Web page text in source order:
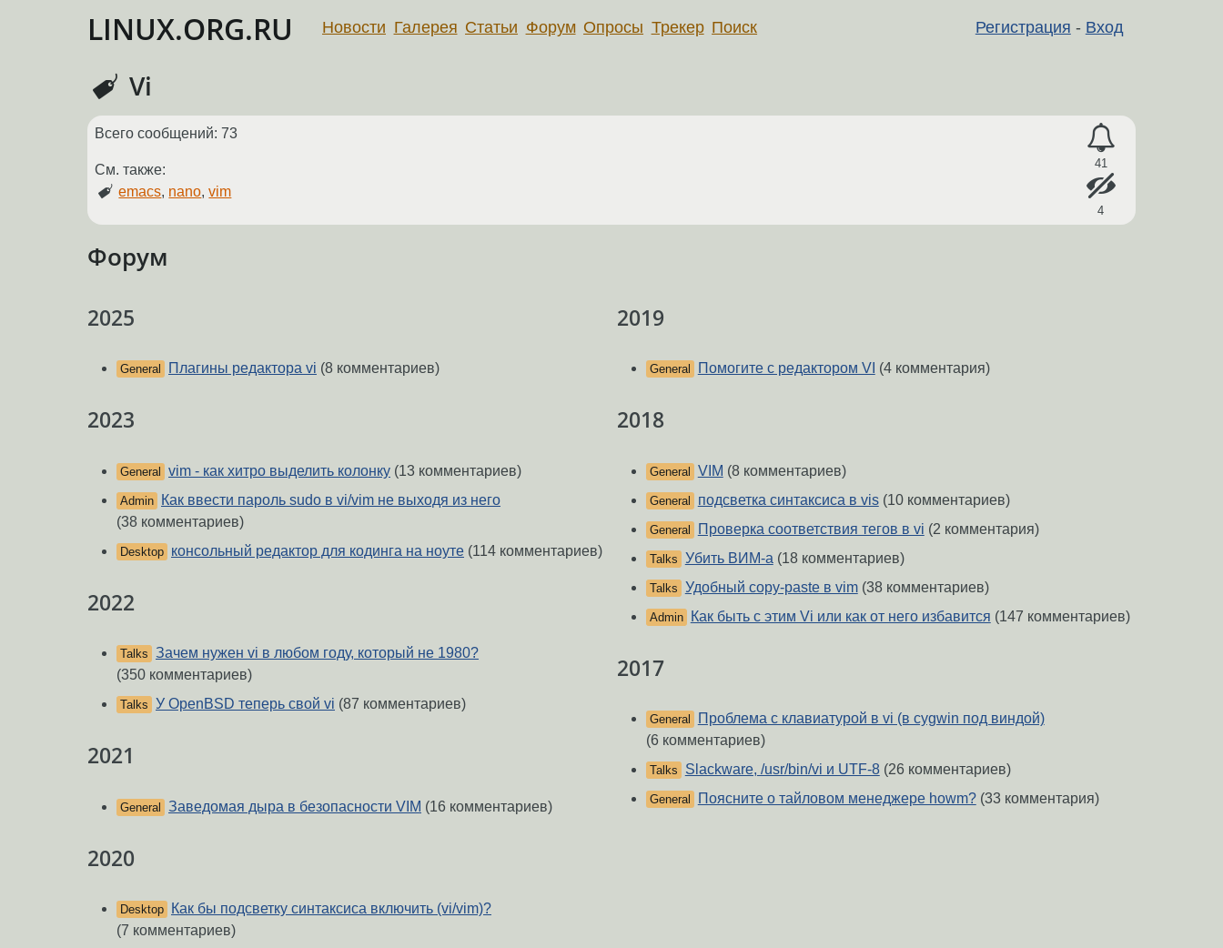
LINUX.ORG.RU Регистрация - Вход
Новости Галерея Статьи Форум Опросы Трекер Поиск
Vi
41
4
Всего сообщений: 73
См. также:
emacs, nano,vim
Форум
2025
General Плагины редактора vi (8 комментариев)
2023
General vim - как хитро выделить колонку (13 комментариев)
Admin
Как ввести пароль sudo в vi/vim не выходя из него
(38 комментариев)
Desktop консольный редактор для кодинга на ноуте (114 комментариев)
2022
Talks Зачем нужен vi в любом году, который не 1980?
(350 комментариев)
Talks У OpenBSD теперь свой vi (87 комментариев)
2021
General Заведомая дыра в безопасности VIM (16 комментариев)
2020
Desktop
Как бы подсветку синтаксиса включить (vi/vim)?
(7 комментариев)
2019
General Помогите с редактором VI (4 комментария)
2018
General VIM (8 комментариев)
General подсветка синтаксиса в vis(10 комментариев)
General Проверка соответствия тегов в vi (2 комментария)
Talks Убить ВИМ-а (18 комментариев)
Talks Удобный copy-paste в vim(38 комментариев)
Admin Как быть с этим Vi или как от него избавится (147 комментариев)
2017
General
Проблема с клавиатурой в vi (в cygwin под виндой)
(6 комментариев)
Talks Slackware, /usr/bin/vi и UTF-8(26 комментариев)
General Поясните о тайловом менеджере howm?(33 комментария)